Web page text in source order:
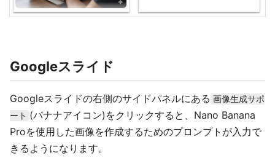
Googleスライド
Googleスライドの右側のサイドパネルにある 画像生成サポ
ート (バナナアイコン)をクリックすると、Nano Banana
Proを使用した画像を作成するためのプロンプトが入力で
きるようになります。